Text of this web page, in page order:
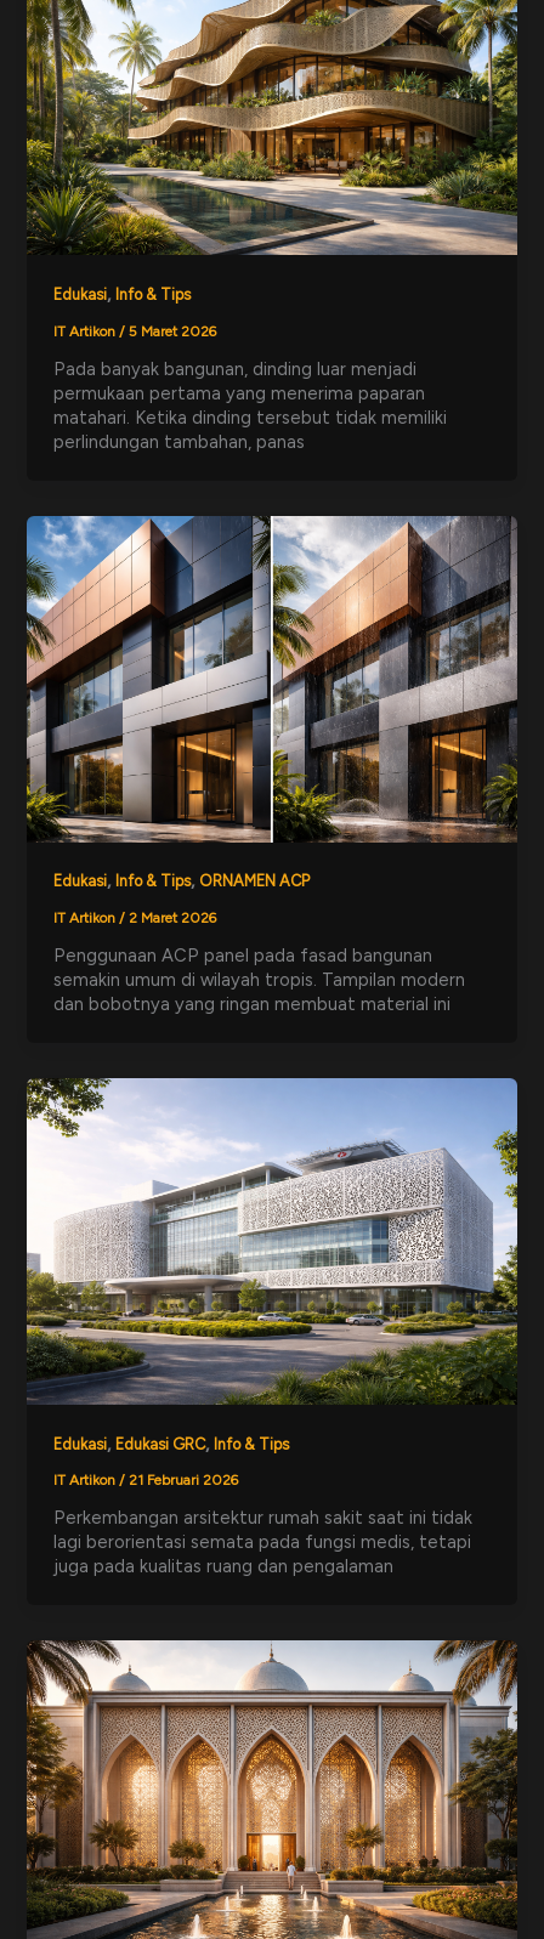
Edukasi,Info & Tips
IT Artikon/5 Maret 2026
Pada banyak bangunan, dinding luar menjadi
permukaan pertama yang menerima paparan
matahari. Ketika dinding tersebut tidak memiliki
perlindungan tambahan, panas
Edukasi, Info & Tips, ORNAMEN ACP
IT Artikon/2 Maret 2026
Penggunaan ACP panel pada fasad bangunan
semakin umum di wilayah tropis. Tampilan modern
dan bobotnya yang ringan membuat material ini
Edukasi,Edukasi GRC,Info & Tips
IT Artikon/21 Februari 2026
Perkembangan arsitektur rumah sakit saat ini tidak
lagi berorientasi semata pada fungsi medis, tetapi
juga pada kualitas ruang dan pengalaman